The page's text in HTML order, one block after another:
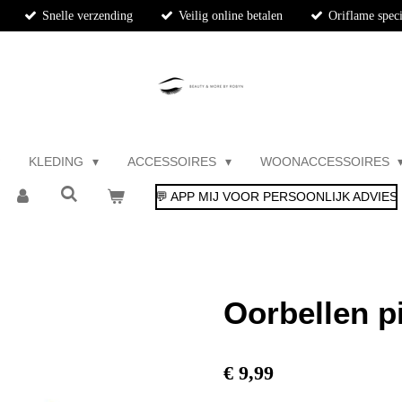
Snelle verzending Veilig online betalen Oriflame
KLEDING ACCESSOIRES WOONACCESSOIRES
💬 APP MIJ VOOR PERSOONLIJK ADVIES
Oorbellen
€ 9,99